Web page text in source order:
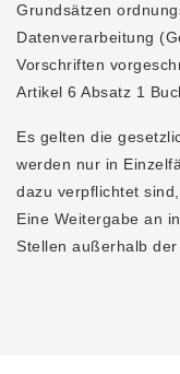
Grundsätzen
Datenverarbeitung
Vorschriften
Artikel 6 Absatz 1
Es gelten die
werden nur in
dazu verpflichtet
Eine Weitergabe an
Stellen außerhalb